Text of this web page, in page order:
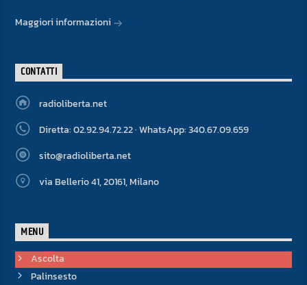
Maggiori informazioni
CONTATTI
radioliberta.net
Diretta: 02.92.94.72.22 · WhatsApp: 340.67.09.659
sito@radioliberta.net
via Bellerio 41, 20161, Milano
MENU
Ascolta
Palinsesto